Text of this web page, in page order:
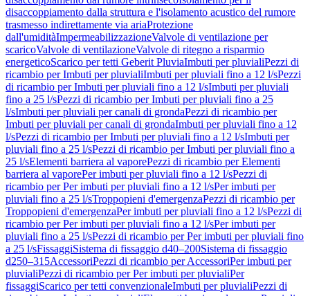
disaccoppiamento dalla struttura e l'isolamento acustico del rumore
trasmesso indirettamente via ariaProtezione
dall'umiditàImpermeabilizzazioneValvole di ventilazione per
scaricoValvole di ventilazioneValvole di ritegno a risparmio
energeticoScarico per tetti Geberit PluviaImbuti per pluvialiPezzi di
ricambio per Imbuti per pluvialiImbuti per pluviali fino a 12 l/sPezzi
di ricambio per Imbuti per pluviali fino a 12 l/sImbuti per pluviali
fino a 25 l/sPezzi di ricambio per Imbuti per pluviali fino a 25
l/sImbuti per pluviali per canali di grondaPezzi di ricambio per
Imbuti per pluviali per canali di grondaImbuti per pluviali fino a 12
l/sPezzi di ricambio per Imbuti per pluviali fino a 12 l/sImbuti per
pluviali fino a 25 l/sPezzi di ricambio per Imbuti per pluviali fino a
25 l/sElementi barriera al vaporePezzi di ricambio per Elementi
barriera al vaporePer imbuti per pluviali fino a 12 l/sPezzi di
ricambio per Per imbuti per pluviali fino a 12 l/sPer imbuti per
pluviali fino a 25 l/sTroppopieni d'emergenzaPezzi di ricambio per
Troppopieni d'emergenzaPer imbuti per pluviali fino a 12 l/sPezzi di
ricambio per Per imbuti per pluviali fino a 12 l/sPer imbuti per
pluviali fino a 25 l/sPezzi di ricambio per Per imbuti per pluviali fino
a 25 l/sFissaggiSistema di fissaggio d40–200Sistema di fissaggio
d250–315AccessoriPezzi di ricambio per AccessoriPer imbuti per
pluvialiPezzi di ricambio per Per imbuti per pluvialiPer
fissaggiScarico per tetti convenzionaleImbuti per pluvialiPezzi di